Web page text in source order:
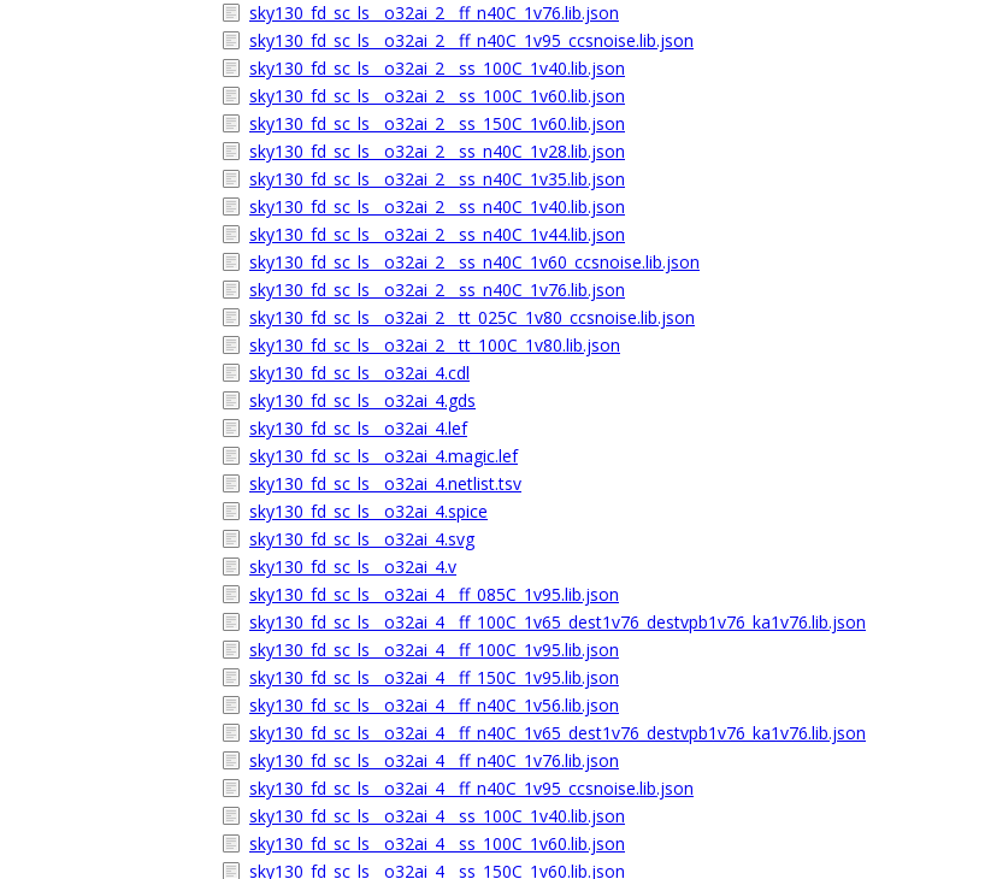
sky130_fd_sc_ls__o32ai_2__ff_n40C_1v76.lib.json
sky130_fd_sc_ls__o32ai_2__ff_n40C_1v95_ccsnoise.lib.json
sky130_fd_sc_ls__o32ai_2__ss_100C_1v40.lib.json
sky130_fd_sc_ls__o32ai_2__ss_100C_1v60.lib.json
sky130_fd_sc_ls__o32ai_2__ss_150C_1v60.lib.json
sky130_fd_sc_ls__o32ai_2__ss_n40C_1v28.lib.json
sky130_fd_sc_ls__o32ai_2__ss_n40C_1v35.lib.json
sky130_fd_sc_ls__o32ai_2__ss_n40C_1v40.lib.json
sky130_fd_sc_ls__o32ai_2__ss_n40C_1v44.lib.json
sky130_fd_sc_ls__o32ai_2__ss_n40C_1v60_ccsnoise.lib.json
sky130_fd_sc_ls__o32ai_2__ss_n40C_1v76.lib.json
sky130_fd_sc_ls__o32ai_2__tt_025C_1v80_ccsnoise.lib.json
sky130_fd_sc_ls__o32ai_2__tt_100C_1v80.lib.json
sky130_fd_sc_ls__o32ai_4.cdl
sky130_fd_sc_ls__o32ai_4.gds
sky130_fd_sc_ls__o32ai_4.lef
sky130_fd_sc_ls__o32ai_4.magic.lef
sky130_fd_sc_ls__o32ai_4.netlist.tsv
sky130_fd_sc_ls__o32ai_4.spice
sky130_fd_sc_ls__o32ai_4.svg
sky130_fd_sc_ls__o32ai_4.v
sky130_fd_sc_ls__o32ai_4__ff_085C_1v95.lib.json
sky130_fd_sc_ls__o32ai_4__ff_100C_1v65_dest1v76_destvpb1v76_ka1v76.lib.json
sky130_fd_sc_ls__o32ai_4__ff_100C_1v95.lib.json
sky130_fd_sc_ls__o32ai_4__ff_150C_1v95.lib.json
sky130_fd_sc_ls__o32ai_4__ff_n40C_1v56.lib.json
sky130_fd_sc_ls__o32ai_4__ff_n40C_1v65_dest1v76_destvpb1v76_ka1v76.lib.json
sky130_fd_sc_ls__o32ai_4__ff_n40C_1v76.lib.json
sky130_fd_sc_ls__o32ai_4__ff_n40C_1v95_ccsnoise.lib.json
sky130_fd_sc_ls__o32ai_4__ss_100C_1v40.lib.json
sky130_fd_sc_ls__o32ai_4__ss_100C_1v60.lib.json
sky130_fd_sc_ls__o32ai_4__ss_150C_1v60.lib.json